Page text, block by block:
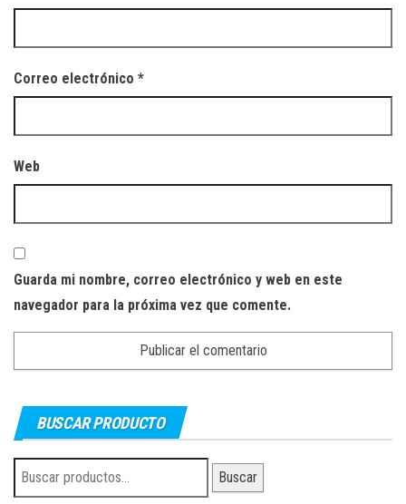
Correo electrónico *
Web
Guarda mi nombre, correo electrónico y web en este
navegador para la próxima vez que comente.
BUSCAR PRODUCTO
Buscar
por:
Buscar